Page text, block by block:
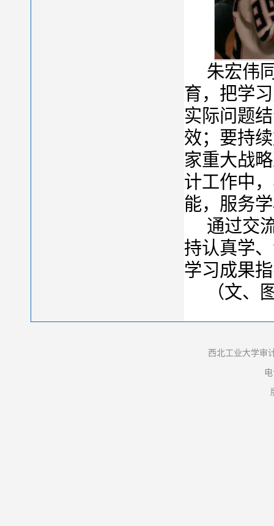
朱宏伟
育，把学
实际问题
效；要持
家重大战
计工作中
能，服务
通过交
持认真学
学习成果
（文、
西北工业大学审